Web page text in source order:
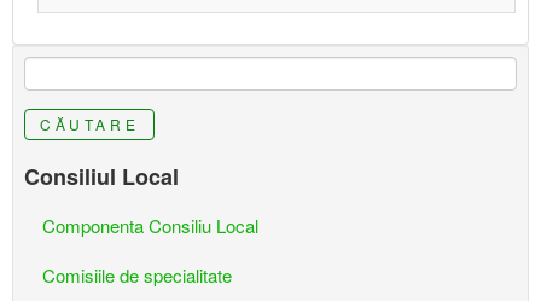
CĂUTARE
Consiliul Local
Componenta Consiliu Local
Comisiile de specialitate